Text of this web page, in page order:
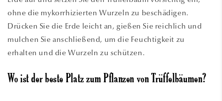
ohne die mykorrhizierten Wurzeln zu beschädigen.
Drücken Sie die Erde leicht an, gießen Sie reichlich und
mulchen Sie anschließend, um die Feuchtigkeit zu
erhalten und die Wurzeln zu schützen.
Wo ist der beste Platz zum Pflanzen von Trüffelbäumen?